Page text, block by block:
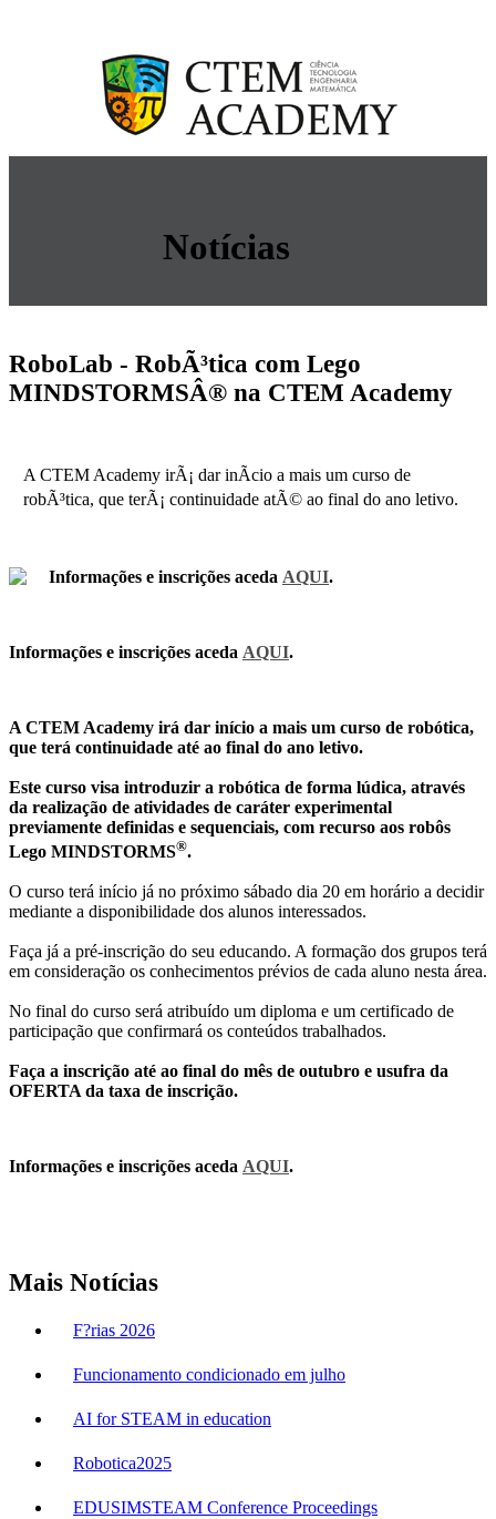
Notícias
RoboLab - RobÃ³tica com Lego
MINDSTORMSÂ® na CTEM Academy
A CTEM Academy irÃ¡ dar inÃ­cio a mais um curso de
robÃ³tica, que terÃ¡ continuidade atÃ© ao final do ano letivo.
Informações e inscrições aceda AQUI.
Informações e inscrições aceda AQUI.
A CTEM Academy irá dar início a mais um curso de robótica,
que terá continuidade até ao final do ano letivo.
Este curso visa introduzir a robótica de forma lúdica, através
da realização de atividades de caráter experimental
previamente definidas e sequenciais, com recurso aos robôs
Lego MINDSTORMS®.
O curso terá início já no próximo sábado dia 20 em horário a decidir
mediante a disponibilidade dos alunos interessados.
Faça já a pré-inscrição do seu educando. A formação dos grupos terá
em consideração os conhecimentos prévios de cada aluno nesta área.
No final do curso será atribuído um diploma e um certificado de
participação que confirmará os conteúdos trabalhados.
Faça a inscrição até ao final do mês de outubro e usufra da
OFERTA da taxa de inscrição.
Informações e inscrições aceda AQUI.
Mais Notícias
F?rias 2026
Funcionamento condicionado em julho
AI for STEAM in education
Robotica2025
EDUSIMSTEAM Conference Proceedings